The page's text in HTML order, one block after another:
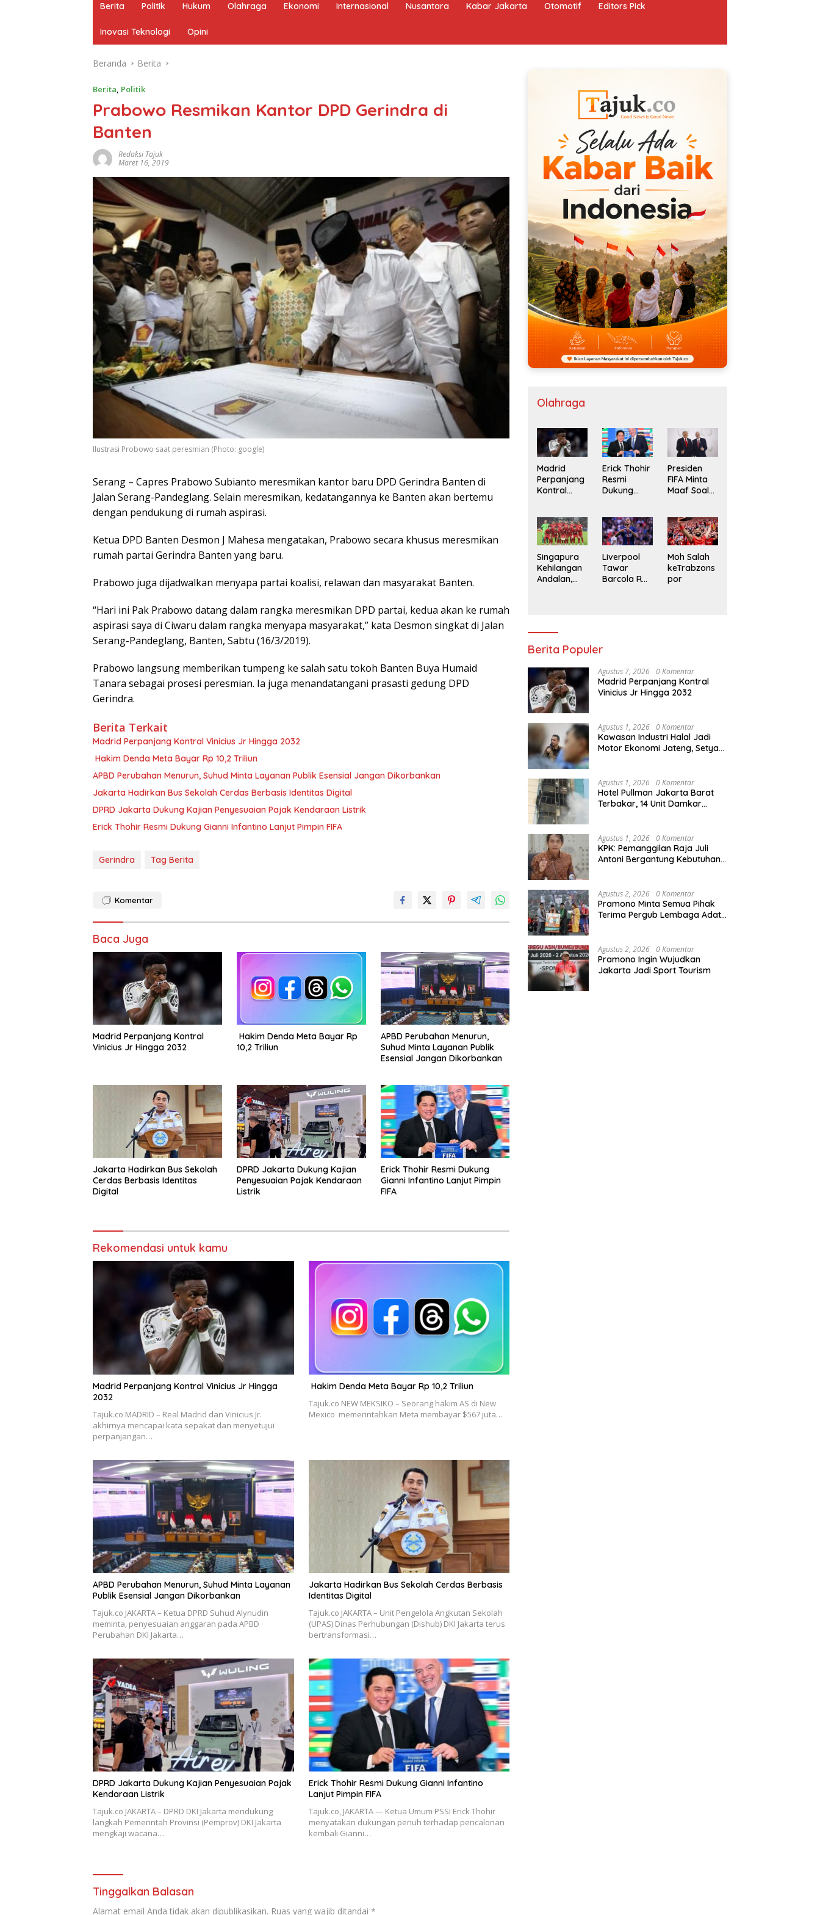
Berita Politik Hukum Olahraga Ekonomi Internasional Nusantara Kabar Jakarta Otomotif Editors Pick
Inovasi Teknologi Opini
Beranda Berita
Berita, Politik
Prabowo Resmikan Kantor DPD Gerindra di
Banten
Redaksi Tajuk
Maret 16, 2019
Ilustrasi Probowo saat peresmian (Photo: google)
Serang – Capres Prabowo Subianto meresmikan kantor baru DPD Gerindra Banten di
Jalan Serang-Pandeglang. Selain meresmikan, kedatangannya ke Banten akan bertemu
dengan pendukung di rumah aspirasi.
Ketua DPD Banten Desmon J Mahesa mengatakan, Prabowo secara khusus meresmikan
rumah partai Gerindra Banten yang baru.
Prabowo juga dijadwalkan menyapa partai koalisi, relawan dan masyarakat Banten.
“Hari ini Pak Prabowo datang dalam rangka meresmikan DPD partai, kedua akan ke rumah
aspirasi saya di Ciwaru dalam rangka menyapa masyarakat,” kata Desmon singkat di Jalan
Serang-Pandeglang, Banten, Sabtu (16/3/2019).
Prabowo langsung memberikan tumpeng ke salah satu tokoh Banten Buya Humaid
Tanara sebagai prosesi peresmian. Ia juga menandatangani prasasti gedung DPD
Gerindra.
Berita Terkait
Madrid Perpanjang Kontral Vinicius Jr Hingga 2032
Hakim Denda Meta Bayar Rp 10,2 Triliun
APBD Perubahan Menurun, Suhud Minta Layanan Publik Esensial Jangan Dikorbankan
Jakarta Hadirkan Bus Sekolah Cerdas Berbasis Identitas Digital
DPRD Jakarta Dukung Kajian Penyesuaian Pajak Kendaraan Listrik
Erick Thohir Resmi Dukung Gianni Infantino Lanjut Pimpin FIFA
Gerindra Tag Berita
Komentar
Baca Juga
Madrid Perpanjang Kontral
Vinicius Jr Hingga 2032
Hakim Denda Meta Bayar Rp
10,2 Triliun
APBD Perubahan Menurun,
Suhud Minta Layanan Publik
Esensial Jangan Dikorbankan
Jakarta Hadirkan Bus Sekolah
Cerdas Berbasis Identitas
Digital
DPRD Jakarta Dukung Kajian
Penyesuaian Pajak Kendaraan
Listrik
Erick Thohir Resmi Dukung
Gianni Infantino Lanjut Pimpin
FIFA
Rekomendasi untuk kamu
Madrid Perpanjang Kontral Vinicius Jr Hingga
2032
Tajuk.co MADRID – Real Madrid dan Vinicius Jr.
akhirnya mencapai kata sepakat dan menyetujui
perpanjangan…
Hakim Denda Meta Bayar Rp 10,2 Triliun
Tajuk.co NEW MEKSIKO – Seorang hakim AS di New
Mexico memerintahkan Meta membayar $567 juta…
APBD Perubahan Menurun, Suhud Minta Layanan
Publik Esensial Jangan Dikorbankan
Tajuk.co JAKARTA – Ketua DPRD Suhud Alynudin
meminta, penyesuaian anggaran pada APBD
Perubahan DKI Jakarta…
Jakarta Hadirkan Bus Sekolah Cerdas Berbasis
Identitas Digital
Tajuk.co JAKARTA – Unit Pengelola Angkutan Sekolah
(UPAS) Dinas Perhubungan (Dishub) DKI Jakarta terus
bertransformasi…
DPRD Jakarta Dukung Kajian Penyesuaian Pajak
Kendaraan Listrik
Tajuk.co JAKARTA – DPRD DKI Jakarta mendukung
langkah Pemerintah Provinsi (Pemprov) DKI Jakarta
mengkaji wacana…
Erick Thohir Resmi Dukung Gianni Infantino
Lanjut Pimpin FIFA
Tajuk.co, JAKARTA — Ketua Umum PSSI Erick Thohir
menyatakan dukungan penuh terhadap pencalonan
kembali Gianni…
Tinggalkan Balasan
Alamat email Anda tidak akan dipublikasikan. Ruas yang wajib ditandai *
Olahraga
Madrid
Perpanjang
Kontral
2032
Erick Thohir
Resmi
Dukung
Lanjut
Pimpin FIFA
Presiden
FIFA Minta
Maaf Soal
Singapura
Kehilangan
Andalan,
Penentuan
Liverpool
Tawar
Barcola Rp
Moh Salah
keTrabzons
por
Berita Populer
Agustus 7, 2026 0 Komentar
Madrid Perpanjang Kontral
Vinicius Jr Hingga 2032
Agustus 1, 2026 0 Komentar
Kawasan Industri Halal Jadi
Motor Ekonomi Jateng, Setya
Agustus 1, 2026 0 Komentar
Hotel Pullman Jakarta Barat
Terbakar, 14 Unit Damkar
Agustus 1, 2026 0 Komentar
KPK: Pemanggilan Raja Juli
Antoni Bergantung Kebutuhan
Agustus 2, 2026 0 Komentar
Pramono Minta Semua Pihak
Terima Pergub Lembaga Adat
Agustus 2, 2026 0 Komentar
Pramono Ingin Wujudkan
Jakarta Jadi Sport Tourism